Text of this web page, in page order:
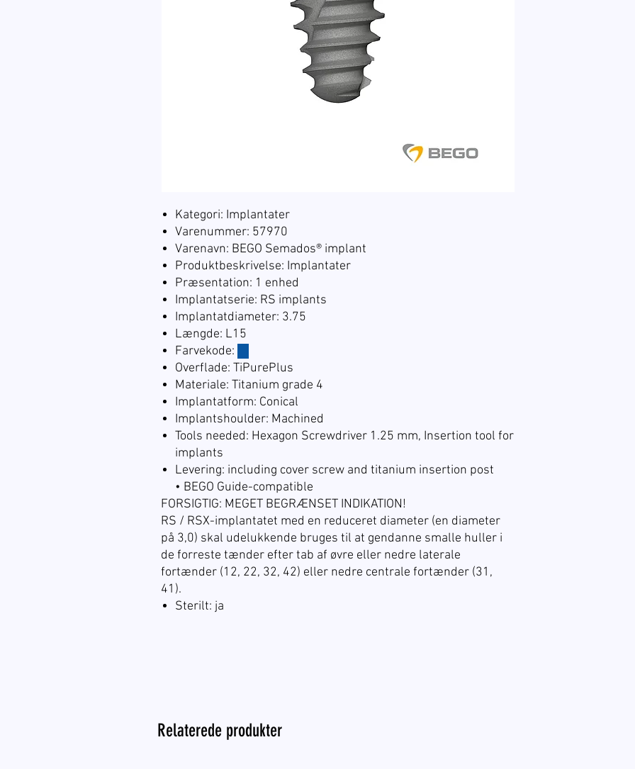
Kategori: Implantater
Varenummer: 57970
Varenavn: BEGO Semados® implant
Produktbeskrivelse: Implantater
Præsentation: 1 enhed
Implantatserie: RS implants
Implantatdiameter: 3.75
Længde: L15
Farvekode:
Overflade: TiPurePlus
Materiale: Titanium grade 4
Implantatform: Conical
Implantshoulder: Machined
Tools needed: Hexagon Screwdriver 1.25 mm, Insertion tool for
implants
Levering: including cover screw and titanium insertion post
• BEGO Guide-compatible
FORSIGTIG: MEGET BEGRÆNSET INDIKATION!
RS / RSX-implantatet med en reduceret diameter (en diameter
på 3,0) skal udelukkende bruges til at gendanne smalle huller i
de forreste tænder efter tab af øvre eller nedre laterale
fortænder (12, 22, 32, 42) eller nedre centrale fortænder (31,
41).
Sterilt: ja
Relaterede produkter